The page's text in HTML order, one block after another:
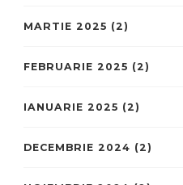
MARTIE 2025 (2)
FEBRUARIE 2025 (2)
IANUARIE 2025 (2)
DECEMBRIE 2024 (2)